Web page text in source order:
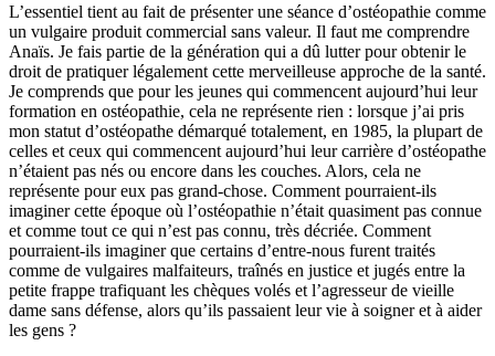
L’essentiel tient au fait de présenter une séance d’ostéopathie comme
un vulgaire produit commercial sans valeur. Il faut me comprendre
Anaïs. Je fais partie de la génération qui a dû lutter pour obtenir le
droit de pratiquer légalement cette merveilleuse approche de la santé.
Je comprends que pour les jeunes qui commencent aujourd’hui leur
formation en ostéopathie, cela ne représente rien : lorsque j’ai pris
mon statut d’ostéopathe démarqué totalement, en 1985, la plupart de
celles et ceux qui commencent aujourd’hui leur carrière d’ostéopathe
n’étaient pas nés ou encore dans les couches. Alors, cela ne
représente pour eux pas grand-chose. Comment pourraient-ils
imaginer cette époque où l’ostéopathie n’était quasiment pas connue
et comme tout ce qui n’est pas connu, très décriée. Comment
pourraient-ils imaginer que certains d’entre-nous furent traités
comme de vulgaires malfaiteurs, traînés en justice et jugés entre la
petite frappe trafiquant les chèques volés et l’agresseur de vieille
dame sans défense, alors qu’ils passaient leur vie à soigner et à aider
les gens ?